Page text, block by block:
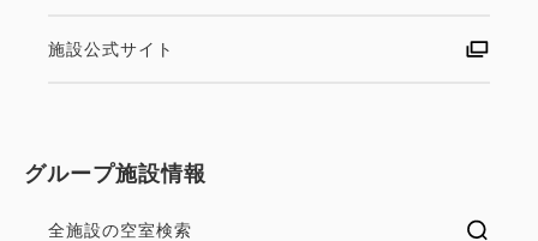
施設公式サイト
グループ施設情報
全施設の空室検索